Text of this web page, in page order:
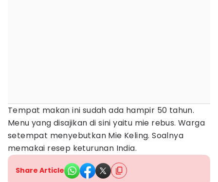
Tempat makan ini sudah ada hampir 50 tahun.
Menu yang disajikan di sini yaitu mie rebus. Warga
setempat menyebutkan Mie Keling. Soalnya
memakai resep keturunan India.
Share Article